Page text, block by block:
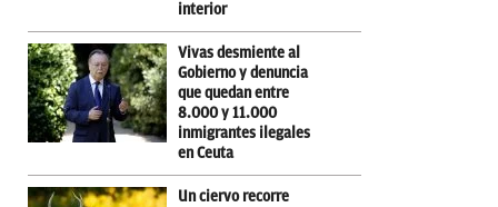
interior
Vivas desmiente al
Gobierno y denuncia
que quedan entre
8.000 y 11.000
inmigrantes ilegales
en Ceuta
Un ciervo recorre